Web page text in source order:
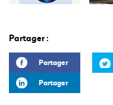
Partager :
Partager
Partager